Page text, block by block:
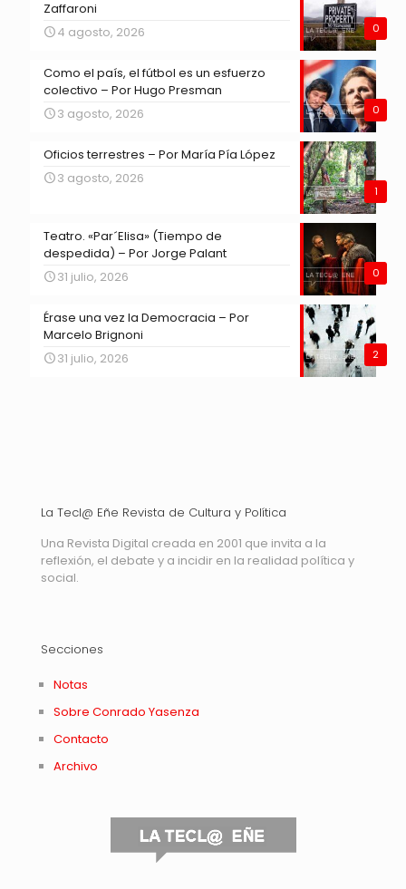
0
Zaffaroni
4 agosto, 2026
0
Como el país, el fútbol es un esfuerzo
colectivo – Por Hugo Presman
3 agosto, 2026
1
Oficios terrestres – Por María Pía López
3 agosto, 2026
0
Teatro. «Par´Elisa» (Tiempo de
despedida) – Por Jorge Palant
31 julio, 2026
2
Érase una vez la Democracia – Por
Marcelo Brignoni
31 julio, 2026
La Tecl@ Eñe Revista de Cultura y Política
Una Revista Digital creada en 2001 que invita a la
reflexión, el debate y a incidir en la realidad política y
social.
Secciones
Notas
Sobre Conrado Yasenza
Contacto
Archivo